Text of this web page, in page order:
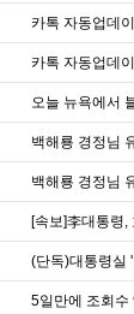
카톡 자동업데
카톡 자동업데
오늘 뉴욕에서
백해룡 경정님
백해룡 경정님
[속보]李대통령
(단독)대통령실
5일만에 조회